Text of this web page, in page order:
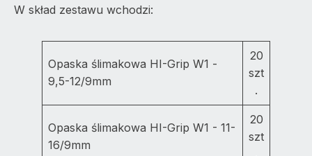
W skład zestawu wchodzi:
Opaska ślimakowa HI-Grip W1 -
9,5-12/9mm
20
szt
.
Opaska ślimakowa HI-Grip W1 - 11-
16/9mm
20
szt